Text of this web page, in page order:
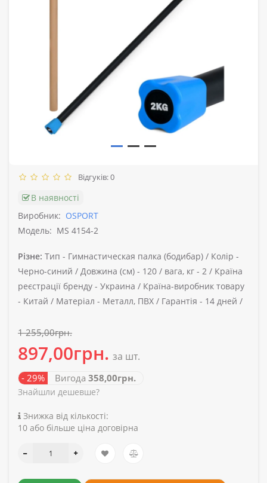
Відгуків: 0
В наявності
Виробник: OSPORT
Модель: MS 4154-2
Різне: Тип - Гимнастическая палка (бодибар) / Колір -
Черно-синий / Довжина (см) - 120 / вага, кг - 2 / Країна
реєстрації бренду - Украина / Країна-виробник товару
- Китай / Матеріал - Металл, ПВХ / Гарантія - 14 дней /
1 255,00грн.
897,00грн. за шт.
- 29% Вигода 358,00грн.
Знайшли дешевше?
Знижка від кількості:
10 або більше ціна договірна